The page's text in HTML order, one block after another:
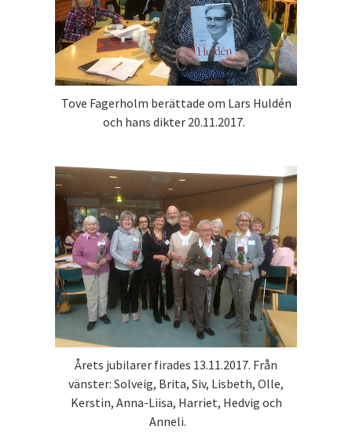
Tove Fagerholm berättade om Lars Huldén
och hans dikter 20.11.2017.
Årets jubilarer firades 13.11.2017. Från
vänster: Solveig, Brita, Siv, Lisbeth, Olle,
Kerstin, Anna-Liisa, Harriet, Hedvig och
Anneli.